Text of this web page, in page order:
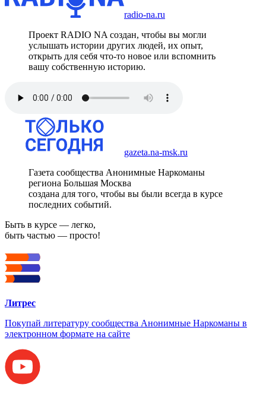
radio-na.ru
Проект RADIO NA создан, чтобы вы могли
услышать истории других людей, их опыт,
открыть для себя что-то новое или вспомнить
вашу собственную историю.
gazeta.na-msk.ru
Газета сообщества Анонимные Наркоманы
региона Большая Москва
создана для того, чтобы вы были всегда в курсе
последних событий.
Быть в курсе — легко,
быть частью — просто!
Литрес
Покупай литературу сообщества Анонимные Наркоманы в
электронном формате на сайте